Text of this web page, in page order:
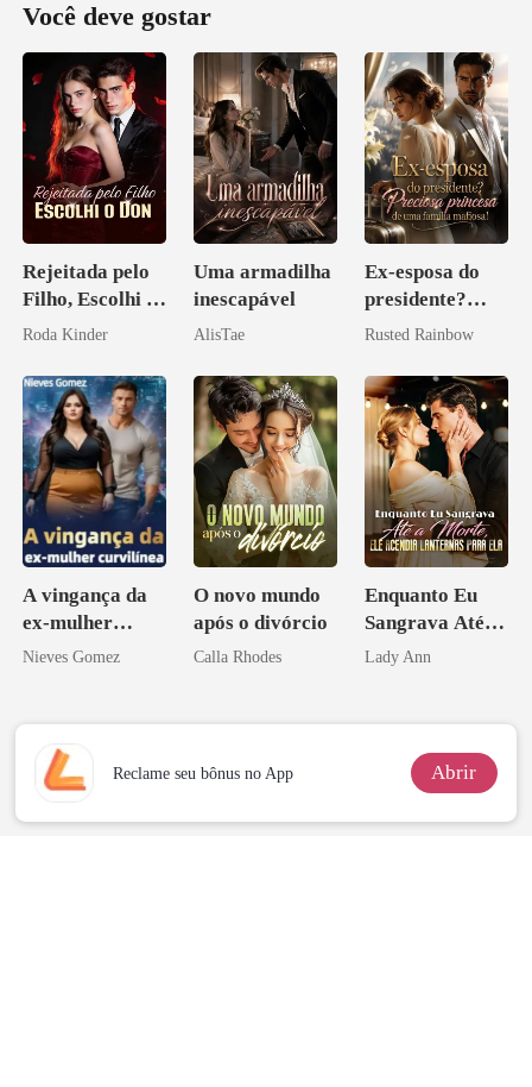
Você deve gostar
Rejeitada pelo
Filho, Escolhi o
Don
Roda Kinder
Uma armadilha
inescapável
AlisTae
Ex-esposa do
presidente?
Preciosa
família
mafiosa!
Rusted Rainbow
A vingança da
ex-mulher
curvilínea
Nieves Gomez
O novo mundo
após o divórcio
Calla Rhodes
Enquanto Eu
Sangrava Até a
Morte, Ele
Ela
Lady Ann
Reclame seu bônus no App Abrir